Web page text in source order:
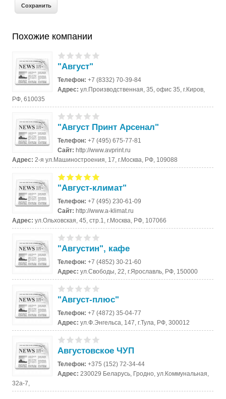
Похожие компании
"Август"
Телефон:+7 (8332) 70-39-84
Адрес:ул.Производственная, 35, офис 35, г.Киров,
РФ, 610035
"Август Принт Арсенал"
Телефон:+7 (495) 675-77-81
Сайт:http://www.avprint.ru
Адрес: 2-я ул.Машиностроения, 17, г.Москва, РФ, 109088
"Август-климат"
Телефон:+7 (495) 230-61-09
Сайт:http://www.a-klimat.ru
Адрес:ул.Ольховская, 45, стр.1, г.Москва, РФ, 107066
"Августин", кафе
Телефон:+7 (4852) 30-21-60
Адрес:ул.Свободы, 22, г.Ярославль, РФ, 150000
"Август-плюс"
Телефон:+7 (4872) 35-04-77
Адрес:ул.Ф.Энгельса, 147, г.Тула, РФ, 300012
Августовское ЧУП
Телефон:+375 (152) 72-34-44
Адрес: 230029 Беларусь, Гродно, ул.Коммунальная,
32а-7,